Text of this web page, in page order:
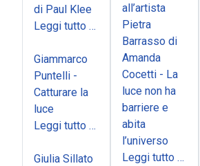
di Paul Klee
Leggi tutto …
Giammarco
Puntelli -
Catturare la
luce
Leggi tutto …
Giulia Sillato
all’artista
Pietra
Barrasso di
Amanda
Cocetti - La
luce non ha
barriere e
abita
l’universo
Leggi tutto …